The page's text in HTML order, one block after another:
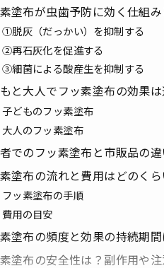
塗布が虫歯予防に効く仕組み
①脱灰（だっかい）を抑制する
②再石灰化を促進する
③細菌による酸産生を抑制する
と大人でフッ素塗布の効果は
子どものフッ素塗布
大人のフッ素塗布
でのフッ素塗布と市販品の違
塗布の流れと費用はどのくら
フッ素塗布の手順
費用の目安
塗布の頻度と効果の持続期
塗布の安全性は？副作用や